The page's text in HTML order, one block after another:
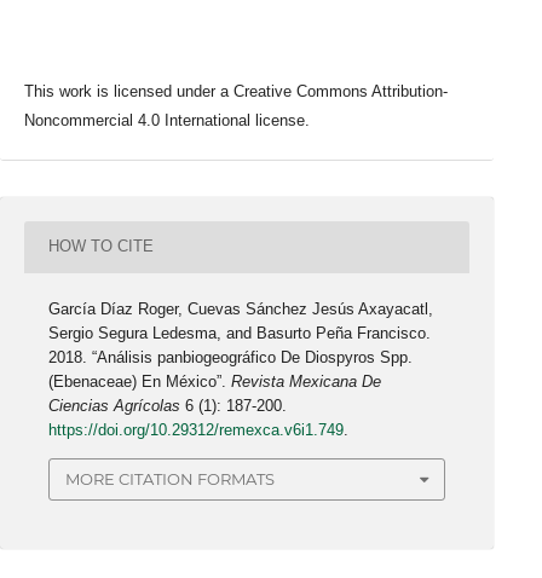
This work is licensed under a Creative Commons Attribution-
Noncommercial 4.0 International license.
HOW TO CITE
García Díaz Roger, Cuevas Sánchez Jesús Axayacatl,
Sergio Segura Ledesma, and Basurto Peña Francisco.
2018. “Análisis panbiogeográfico De Diospyros Spp.
(Ebenaceae) En México”.Revista Mexicana De
Ciencias Agrícolas 6 (1): 187-200.
https://doi.org/10.29312/remexca.v6i1.749
MORE CITATION FORMATS